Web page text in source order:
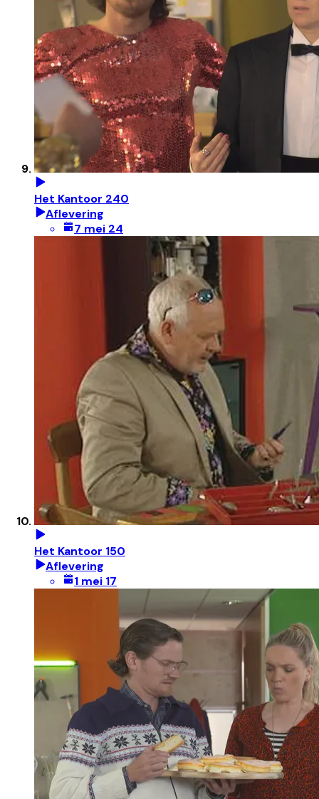
Het Kantoor 240
Aflevering
7 mei 24
Het Kantoor 150
Aflevering
1 mei 17